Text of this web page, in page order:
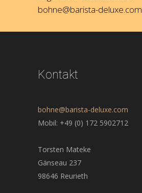
bohne@barista-deluxe.com
Kontakt
bohne@barista-deluxe.com
Mobil: +49 (0) 172 5902712
Torsten Mateke
Gänseau 237
98646 Reurieth